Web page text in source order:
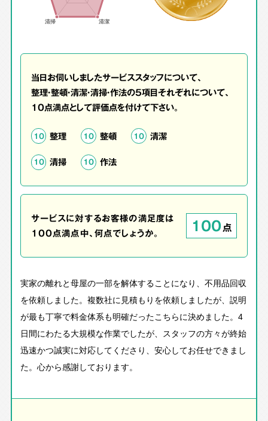
当日お伺いしましたサービススタッフについて、
整理・整頓・清潔・清掃・作法の5項目それぞれについて、
10点満点として評価点を付けて下さい。
10 整理 10 整頓 10 清潔
10 清掃 10 作法
サービスに対するお客様の満足度は
100点満点中、何点でしょうか。
100点
実家の離れと母屋の一部を解体することになり、不用品回収
を依頼しました。複数社に見積もりを依頼しましたが、説明
が最も丁寧で料金体系も明確だったこちらに決めました。4
日間にわたる大規模な作業でしたが、スタッフの方々が終始
迅速かつ誠実に対応してくださり、安心してお任せできまし
た。心から感謝しております。